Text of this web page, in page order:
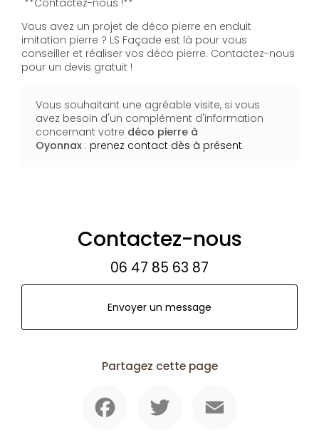
Vous avez un projet de déco pierre en enduit
imitation pierre ? LS Façade est là pour vous
conseiller et réaliser vos déco pierre. Contactez-nous
pour un devis gratuit !
Vous souhaitant une agréable visite, si vous
avez besoin d'un complément d'information
concernant votre déco pierre à
Oyonnax : prenez contact dès à présent.
Contactez-nous
06 47 85 63 87
Envoyer un message
Partagez cette page